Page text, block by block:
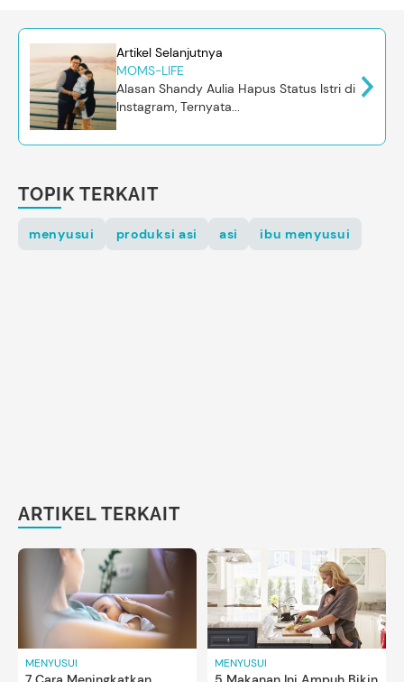
Artikel Selanjutnya
MOMS-LIFE
Alasan Shandy Aulia Hapus Status Istri di
Instagram, Ternyata...
TOPIK TERKAIT
menyusui produksi asi asi ibu menyusui
ARTIKEL TERKAIT
MENYUSUI MENYUSUI